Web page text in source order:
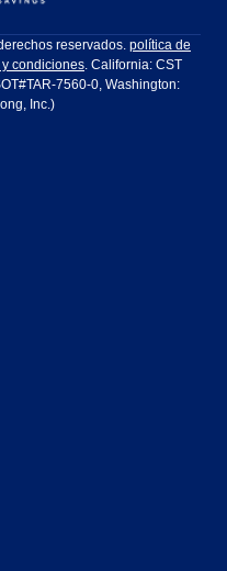
Airlines
Vegas
reservados. política de
condiciones. California: CST
7560-0, Washington:
Inc.)